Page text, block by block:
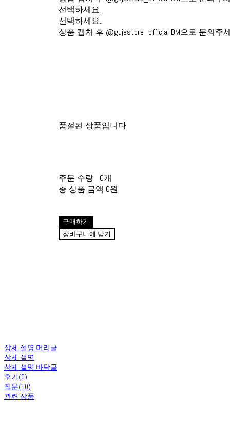
선택하세요.
선택하세요.
상품 캡처 후 @gujestore_official DM으로 문의주
품절된 상품입니다.
주문 수량
0개
총 상품 금액 0원
구매하기
장바구니에 담기
상세 설명 머리글
상세 설명
상세 설명 바닥글
후기(0)
질문(10)
관련 상품